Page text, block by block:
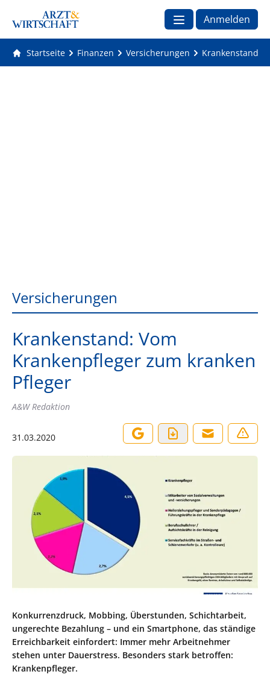
Anmelden
Startseite Finanzen Versicherungen Krankenstand:
Versicherungen
Krankenstand: Vom
Krankenpfleger zum kranken
Pfleger
A&W Redaktion
31.03.2020
Konkurrenzdruck, Mobbing, Überstunden, Schichtarbeit,
ungerechte Bezahlung – und ein Smartphone, das ständige
Erreichbarkeit einfordert: Immer mehr Arbeitnehmer
stehen unter Dauerstress. Besonders stark betroffen:
Krankenpfleger.